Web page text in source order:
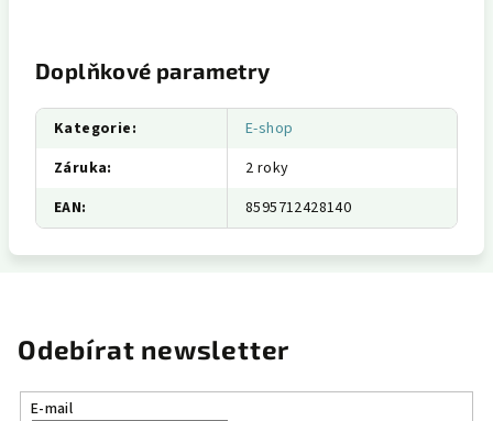
Doplňkové parametry
Kategorie:
E-shop
Záruka:
2 roky
EAN: 8595712428140
Odebírat newsletter
E-mail